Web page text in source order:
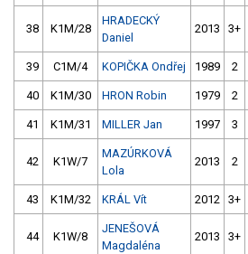
38 K1M/28
HRADECKÝ
Daniel
2013 3+
39 C1M/4 KOPIČKA Ondřej 1989 2
40 K1M/30 HRON Robin 1979 2
41 K1M/31 MILLER Jan 1997 3
42 K1W/7
MAZÚRKOVÁ
Lola
2013 2
43 K1M/32 KRÁL Vít 2012 3+
44 K1W/8
JENEŠOVÁ
Magdaléna
2013 3+